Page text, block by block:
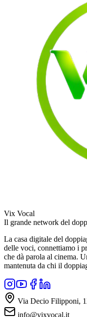
Vix Vocal
Il grande network del
La casa digitale del
delle voci, connettiamo i
che dà parola al cinema.
mantenuta da chi il
Via Decio Filipponi,
info@vixvocal.it